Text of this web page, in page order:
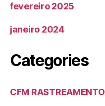
fevereiro 2025
janeiro 2024
Categories
CFM RASTREAMENTO